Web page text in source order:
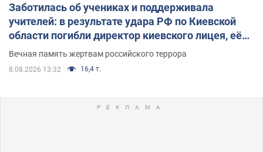
Заботилась об учениках и поддерживала
учителей: в результате удара РФ по Киевской
области погибли директор киевского лицея, её
муж и внук
Вечная память жертвам российского террора
8.08.2026 13:32 16,4 т.